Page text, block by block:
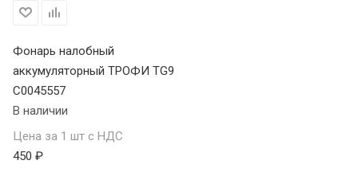
Фонарь налобный
аккумуляторный ТРОФИ TG9
C0045557
В наличии
Цена за 1 шт с НДС
450 ₽